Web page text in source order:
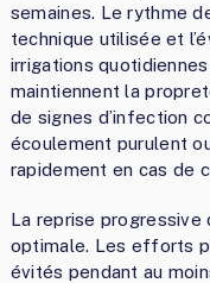
semaines. Le rythme
technique utilisée et
irrigations
maintiennent la
de signes d’infection
écoulement purulent
rapidement en cas de
La reprise progressive
optimale. Les efforts
évités pendant au